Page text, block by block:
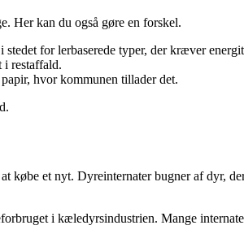
Her kan du også gøre en forskel.
stedet for lerbaserede typer, der kræver
i restaffald.
hvor kommunen tillader det.
et nyt. Dyreinternater bugner af dyr,
i kæledyrsindustrien. Mange